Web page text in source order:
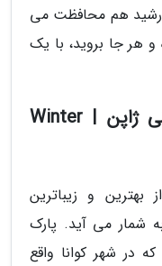
هم محافظت می
و هر جا بروید، با یک
7- فستیوال روشنایی زمستانی ژاپن | Winter
بهترین و زیباترین
شمار می آید. پارک
در شهر کوانا واقع